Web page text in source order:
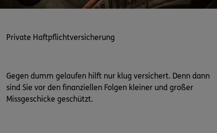
Private Haftpflichtversicherung
Gegen dumm gelaufen hilft nur klug versichert. Denn dann
sind Sie vor den finanziellen Folgen kleiner und großer
Missgeschicke geschützt.